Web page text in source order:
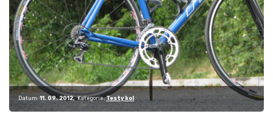
Datum: 11. 09. 2012 Kategorie: Testy kol